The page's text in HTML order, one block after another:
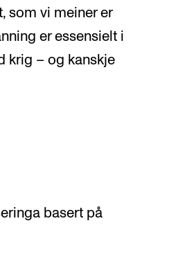
som vi meiner er
er essensielt i
krig – og kanskje
basert på